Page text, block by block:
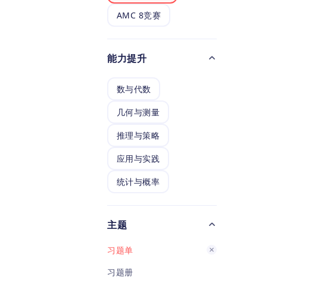
AMC 8竞赛
能力提升
数与代数
几何与测量
推理与策略
应用与实践
统计与概率
主题
习题单
习题册